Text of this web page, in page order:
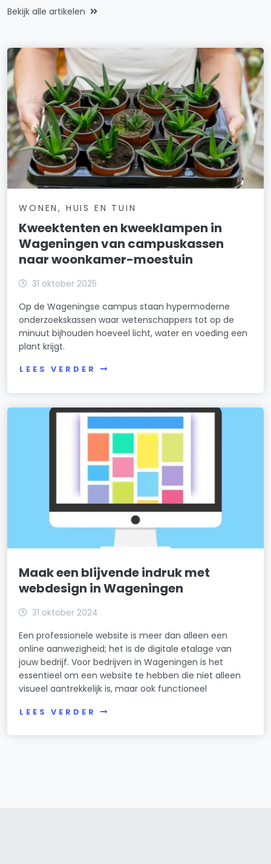
Bekijk alle artikelen
WONEN, HUIS EN TUIN
Kweektenten en kweeklampen in
Wageningen van campuskassen
naar woonkamer-moestuin
31 oktober 2025
Op de Wageningse campus staan hypermoderne
onderzoekskassen waar wetenschappers tot op de
minuut bijhouden hoeveel licht, water en voeding een
plant krijgt.
LEES VERDER
Maak een blijvende indruk met
webdesign in Wageningen
31 oktober 2024
Een professionele website is meer dan alleen een
online aanwezigheid; het is de digitale etalage van
jouw bedrijf. Voor bedrijven in Wageningen is het
essentieel om een website te hebben die niet alleen
visueel aantrekkelijk is, maar ook functioneel
LEES VERDER